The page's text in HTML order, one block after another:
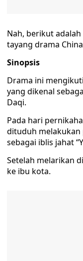
Nah, berikut
tayang drama
Sinopsis
Drama ini
yang dikenal
Daqi.
Pada hari
dituduh
sebagai iblis jahat
Setelah melarikan
ke ibu kota.